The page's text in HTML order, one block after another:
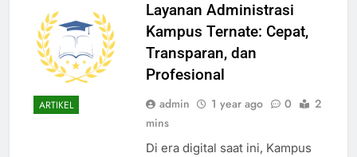
ARTIKEL
Layanan Administrasi
Kampus Ternate: Cepat,
Transparan, dan
Profesional
admin 1 year ago 0
2
mins
Di era digital saat ini, Kampus